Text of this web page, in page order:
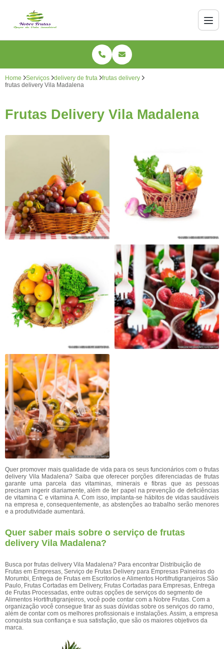
Home Serviços delivery de fruta
frutas delivery
frutas delivery Vila Madalena
Frutas Delivery Vila Madalena
Quer promover mais qualidade de vida para os seus funcionários com o frutas
delivery Vila Madalena? Saiba que oferecer porções diferenciadas de frutas
garante uma parcela das vitaminas, minerais e fibras que as pessoas
precisam ingerir diariamente, além de ter papel na prevenção de deficiências
de vitamina C e vitamina A. Com isso, implanta-se hábitos de vidas saudáveis
na empresa e, consequentemente, as abstenções ao trabalho serão menores
e a produtividade aumentará.
Quer saber mais sobre o serviço de frutas
delivery Vila Madalena?
Busca por frutas delivery Vila Madalena? Para encontrar Distribuição de
Frutas em Empresas, Serviço de Frutas Delivery para Empresas Paineiras do
Morumbi, Entrega de Frutas em Escritorios e Alimentos Hortifrutigranjeiros São
Paulo, Frutas Cortadas em Delivery, Frutas Cortadas para Empresas, Entrega
de Frutas Processadas, entre outras opções de serviços do segmento de
Alimentos Hortifrutigranjeiros, você pode contar com a Nobre Frutas. Com a
organização você consegue tirar as suas dúvidas sobre os serviços do ramo,
além de contar com os melhores profissionais e instalações. Assim, a empresa
conquista sua confiança e sua satisfação, que são os maiores objetivos da
marca.